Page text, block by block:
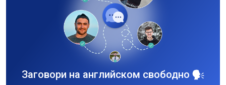
Заговори на английском свободно